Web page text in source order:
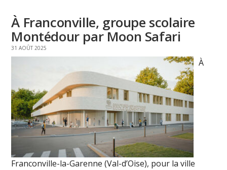
À Franconville, groupe scolaire
Montédour par Moon Safari
31 AOÛT 2025
À
Franconville-la-Garenne (Val-d’Oise), pour la ville